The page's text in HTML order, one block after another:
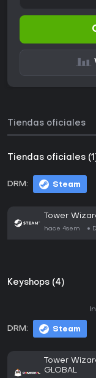
Tiendas oficiales
Tiendas oficiales
DRM: Steam
Tower
hace 4sem
Keyshops (4)
DRM: Steam
Tower
GLOBAL